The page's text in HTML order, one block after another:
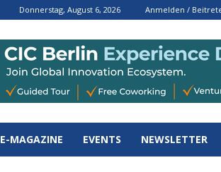
Donnerstag, August 6, 2026 Anmelden /
E-MAGAZINE EVENTS NEWSLETTER